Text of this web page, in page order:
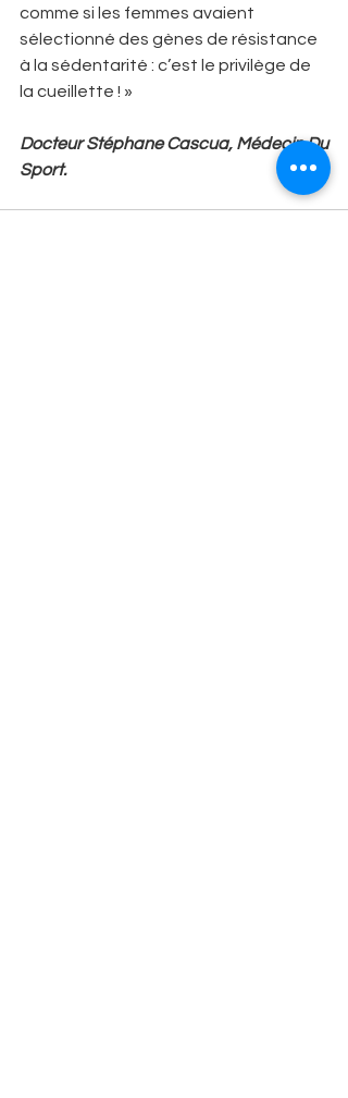
comme si les femmes avaient
sélectionné des gènes de résistance
à la sédentarité : c’est le privilège de
la cueillette ! »
Docteur Stéphane Cascua, Médecin Du
Sport.